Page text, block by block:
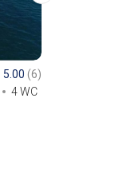
4 WC
5.00 (6)